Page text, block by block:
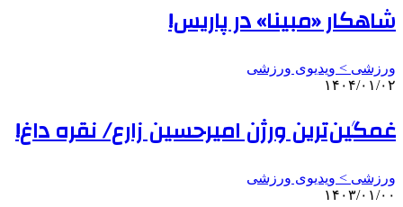
شاهکار «مبینا» در پاریس!
ورزشی > ویدیوی ورزشی
۱۴۰۴/۰۱/۰۲
غمگین‌ترین ورژن امیرحسین زارع/ نقره داغ!
ورزشی > ویدیوی ورزشی
۱۴۰۳/۰۱/۰۰